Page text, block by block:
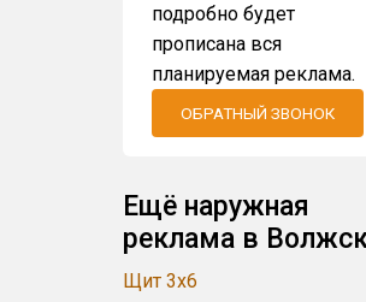
подробно будет
прописана вся
планируемая реклама.
ОБРАТНЫЙ ЗВОНОК
Ещё наружная
реклама в
Щит 3x6